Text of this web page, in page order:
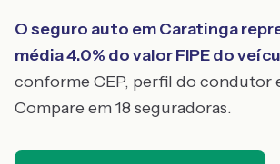
O seguro auto emCaratinga
média4.0% do valor FIPE do
conforme CEP, perfil do condutor
Compare em 18 seguradoras.